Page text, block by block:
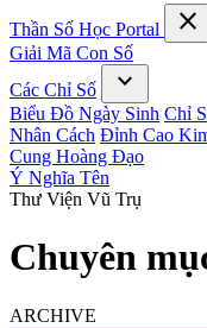
Thần Số Học Portal close
Giải Mã Con Số
Các Chỉ Số
expand_more
Biểu Đồ Ngày Sinh Chỉ
Nhân Cách Đỉnh Cao
Cung Hoàng Đạo
Ý Nghĩa Tên
Thư Viện Vũ Trụ
Chuyên
ARCHIVE